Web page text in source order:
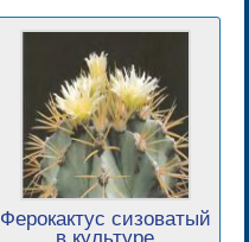
Ферокактус сизоватый
в культуре